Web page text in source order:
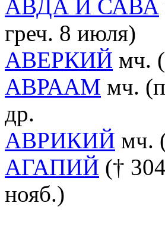
АВДА И САВА
греч. 8 июля)
АВЕРКИЙ мч.
АВРААМ мч.
др.
АВРИКИЙ мч.
АГАПИЙ (†
нояб.)